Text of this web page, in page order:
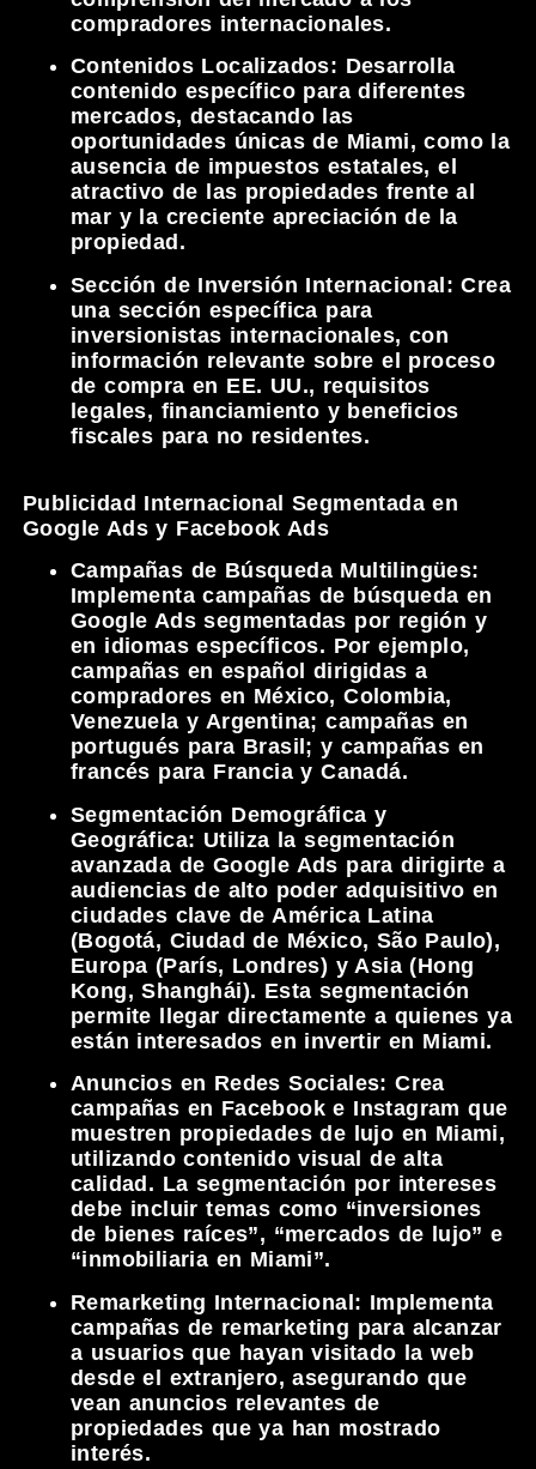
compradores internacionales.
Contenidos Localizados: Desarrolla
contenido específico para diferentes
mercados, destacando las
oportunidades únicas de Miami, como la
ausencia de impuestos estatales, el
atractivo de las propiedades frente al
mar y la creciente apreciación de la
propiedad.
Sección de Inversión Internacional: Crea
una sección específica para
inversionistas internacionales, con
información relevante sobre el proceso
de compra en EE. UU., requisitos
legales, financiamiento y beneficios
fiscales para no residentes.
Publicidad Internacional Segmentada en
Google Ads y Facebook Ads
Campañas de Búsqueda Multilingües:
Implementa campañas de búsqueda en
Google Ads segmentadas por región y
en idiomas específicos. Por ejemplo,
campañas en español dirigidas a
compradores en México, Colombia,
Venezuela y Argentina; campañas en
portugués para Brasil; y campañas en
francés para Francia y Canadá.
Segmentación Demográfica y
Geográfica: Utiliza la segmentación
avanzada de Google Ads para dirigirte a
audiencias de alto poder adquisitivo en
ciudades clave de América Latina
(Bogotá, Ciudad de México, São Paulo),
Europa (París, Londres) y Asia (Hong
Kong, Shanghái). Esta segmentación
permite llegar directamente a quienes ya
están interesados en invertir en Miami.
Anuncios en Redes Sociales: Crea
campañas en Facebook e Instagram que
muestren propiedades de lujo en Miami,
utilizando contenido visual de alta
calidad. La segmentación por intereses
debe incluir temas como “inversiones
de bienes raíces”, “mercados de lujo” e
“inmobiliaria en Miami”.
Remarketing Internacional: Implementa
campañas de remarketing para alcanzar
a usuarios que hayan visitado la web
desde el extranjero, asegurando que
vean anuncios relevantes de
propiedades que ya han mostrado
interés.